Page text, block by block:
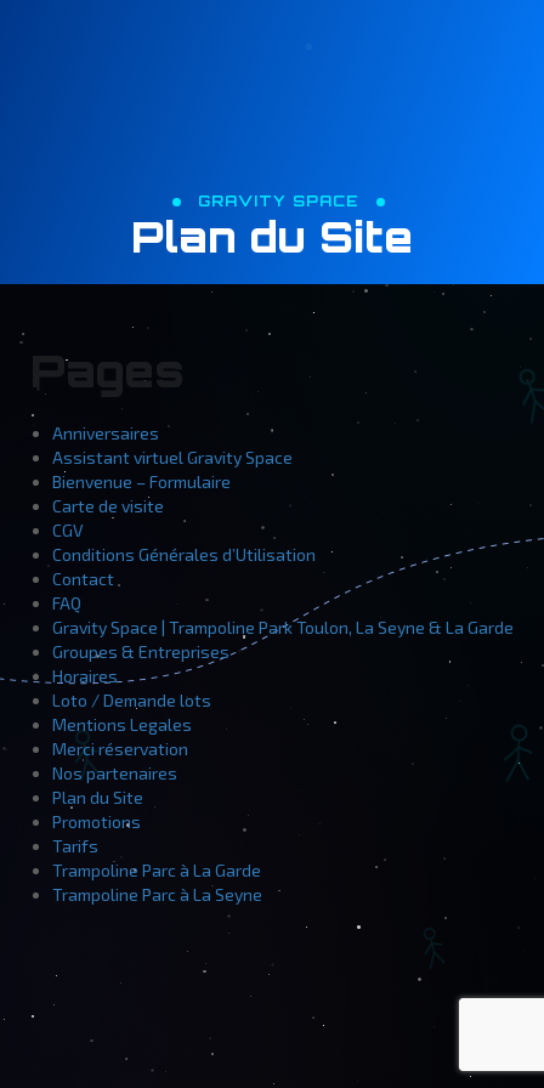
GRAVITY SPACE
Plan du Site
Pages
Anniversaires
Assistant virtuel Gravity Space
Bienvenue – Formulaire
Carte de visite
CGV
Conditions Générales d’Utilisation
Contact
FAQ
Gravity Space | Trampoline Park Toulon, La Seyne & La Garde
Groupes & Entreprises
Horaires
Loto / Demande lots
Mentions Legales
Merci réservation
Nos partenaires
Plan du Site
Promotions
Tarifs
Trampoline Parc à La Garde
Trampoline Parc à La Seyne